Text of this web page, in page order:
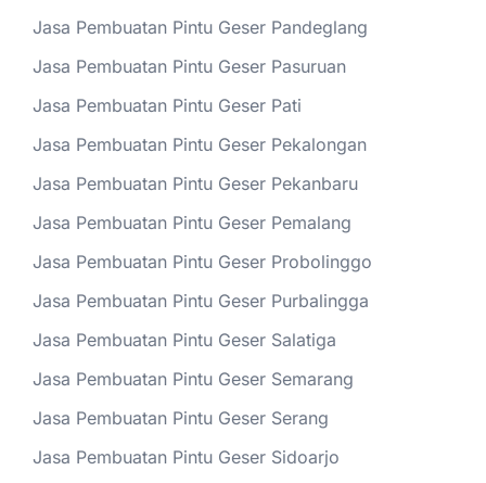
Jasa Pembuatan Pintu Geser Pandeglang
Jasa Pembuatan Pintu Geser Pasuruan
Jasa Pembuatan Pintu Geser Pati
Jasa Pembuatan Pintu Geser Pekalongan
Jasa Pembuatan Pintu Geser Pekanbaru
Jasa Pembuatan Pintu Geser Pemalang
Jasa Pembuatan Pintu Geser Probolinggo
Jasa Pembuatan Pintu Geser Purbalingga
Jasa Pembuatan Pintu Geser Salatiga
Jasa Pembuatan Pintu Geser Semarang
Jasa Pembuatan Pintu Geser Serang
Jasa Pembuatan Pintu Geser Sidoarjo